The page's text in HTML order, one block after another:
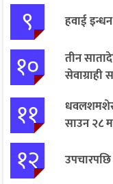
९ हवाई
१०
तीन
सेवाग्राही
११
धवलशमशेर र
साउन २८
१२